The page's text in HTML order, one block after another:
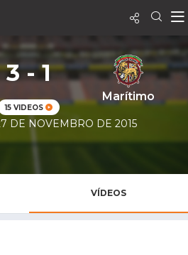
3 - 1
15 VIDEOS
Marítimo
DE NOVEMBRO DE 2015
VÍDEOS